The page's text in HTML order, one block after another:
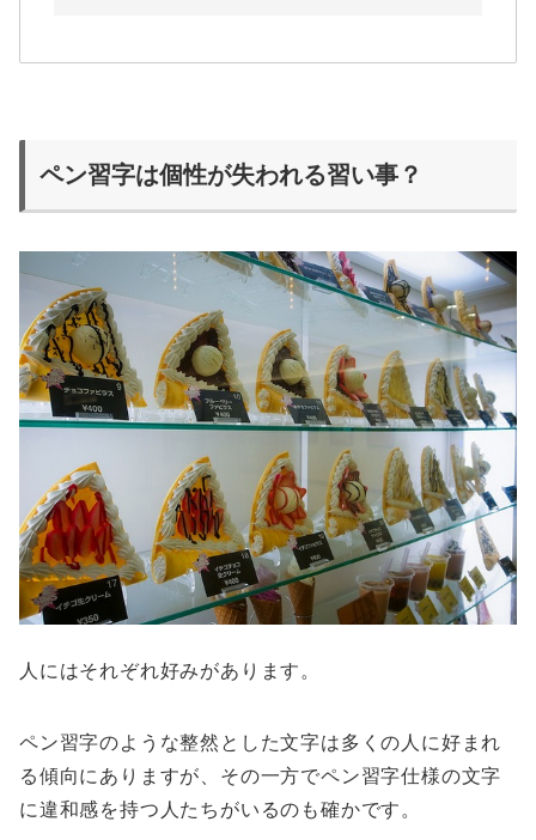
ペン習字は個性が失われる習い事？
人にはそれぞれ好みがあります。
ペン習字のような整然とした文字は多くの人に好まれ
る傾向にありますが、その一方でペン習字仕様の文字
に違和感を持つ人たちがいるのも確かです。